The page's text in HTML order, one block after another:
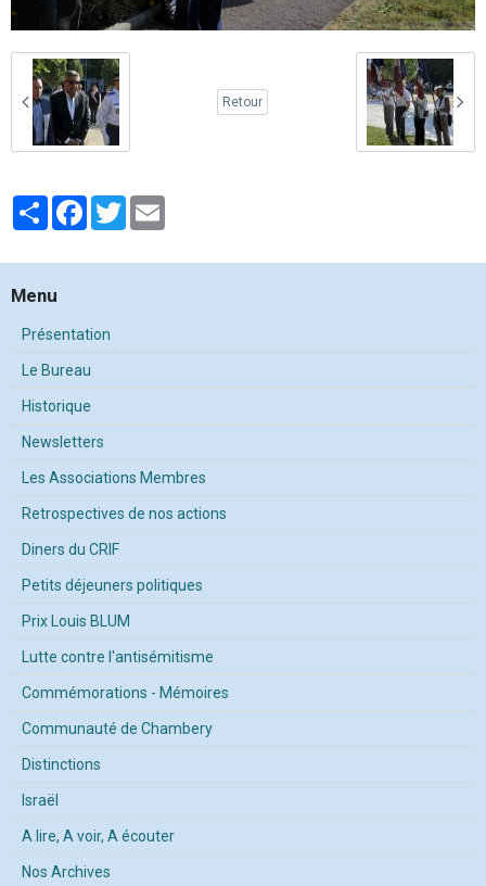
Retour
PartagerFacebook
Twitter
Menu
Présentation
Le Bureau
Historique
Newsletters
Les Associations Membres
Retrospectives de nos actions
Diners du CRIF
Petits déjeuners politiques
Prix Louis BLUM
Lutte contre l'antisémitisme
Commémorations - Mémoires
Communauté de Chambery
Distinctions
Israël
A lire, A voir, A écouter
Nos Archives